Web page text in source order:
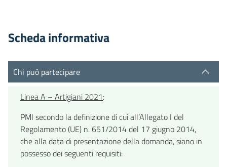
Scheda informativa
Chi può partecipare
Linea A – Artigiani 2021:
PMI secondo la definizione di cui all’Allegato I del
Regolamento (UE) n. 651/2014 del 17 giugno 2014,
che alla data di presentazione della domanda, siano in
possesso dei seguenti requisiti: